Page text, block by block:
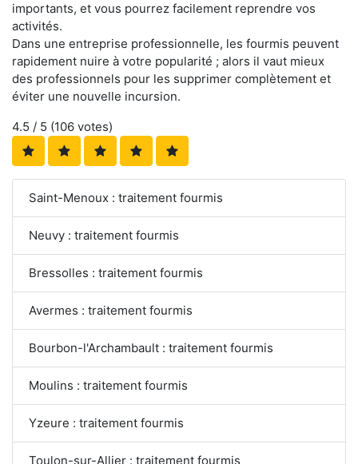
importants, et vous pourrez facilement reprendre vos
activités.
Dans une entreprise professionnelle, les fourmis peuvent
rapidement nuire à votre popularité ; alors il vaut mieux
des professionnels pour les supprimer complètement et
éviter une nouvelle incursion.
4.5 / 5 (106 votes)
Saint-Menoux : traitement fourmis
Neuvy : traitement fourmis
Bressolles : traitement fourmis
Avermes : traitement fourmis
Bourbon-l'Archambault : traitement fourmis
Moulins : traitement fourmis
Yzeure : traitement fourmis
Toulon-sur-Allier : traitement fourmis